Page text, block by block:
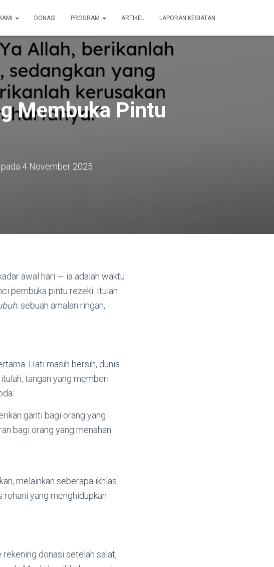
DONASI PROGRAM ARTIKEL LAPORAN KEGIATAN
Membuka Pintu
pada 4 November 2025
awal hari — ia adalah waktu
pembuka pintu rezeki. Itulah
: sebuah amalan ringan,
Hati masih bersih, dunia
tangan yang memberi
ganti bagi orang yang
bagi orang yang menahan
melainkan seberapa ikhlas
rohani yang menghidupkan
donasi setelah salat,